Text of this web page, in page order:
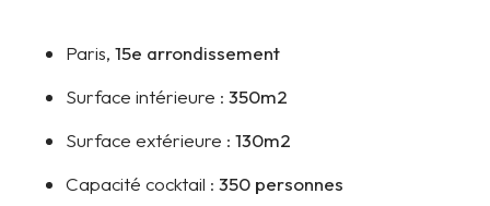
Paris, 15e arrondissement
Surface intérieure : 350m2
Surface extérieure : 130m2
Capacité cocktail : 350 personnes